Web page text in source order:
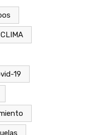
CLIMA
19